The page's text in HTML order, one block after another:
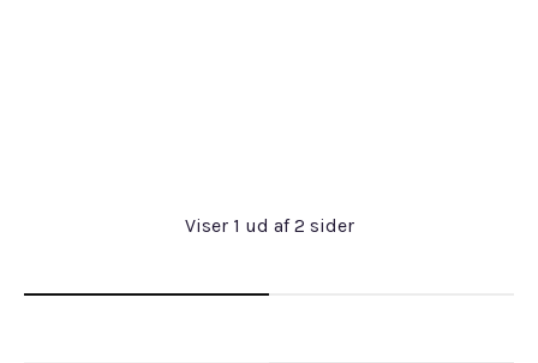
Viser 1 ud af 2 sider